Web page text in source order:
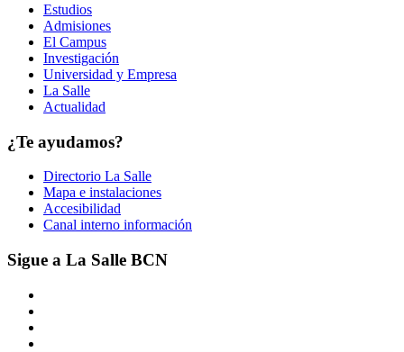
Estudios
Admisiones
El Campus
Investigación
Universidad y Empresa
La Salle
Actualidad
¿Te ayudamos?
Directorio La Salle
Mapa e instalaciones
Accesibilidad
Canal interno información
Sigue a La Salle BCN